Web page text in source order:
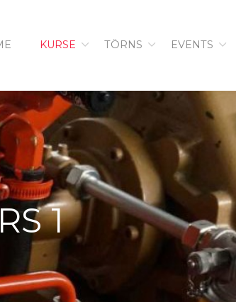
KURSE TÖRNS EVENTS
1